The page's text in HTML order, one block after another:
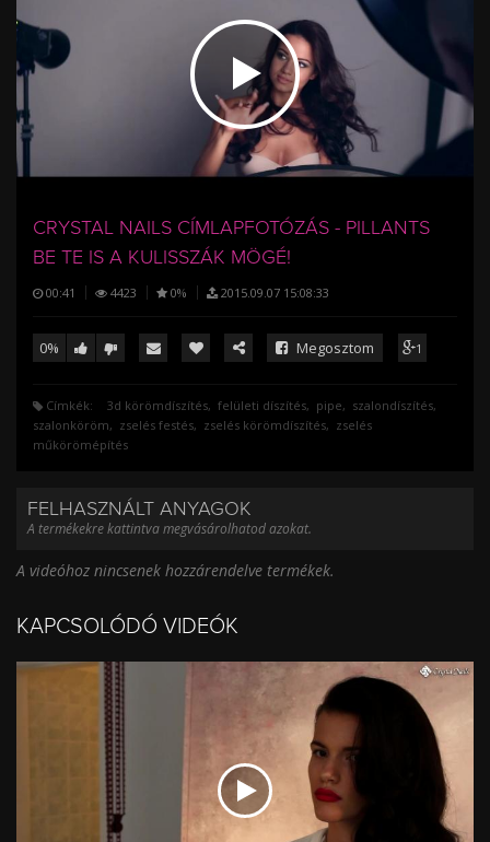
/
CRYSTAL NAILS CÍMLAPFOTÓZÁS - PILLANTS
BE TE IS A KULISSZÁK MÖGÉ!
00:41 4423 0% 2015.09.07 15:08:33
0% Megosztom 1
Címkék: 3d körömdíszítés felületi díszítés pipe
szalondíszítés
szalonköröm
zselés festés zselés körömdíszítés
zselés
műkörömépítés
FELHASZNÁLT ANYAGOK
A termékekre kattintva megvásárolhatod azokat.
A videóhoz nincsenek hozzárendelve termékek.
KAPCSOLÓDÓ VIDEÓK